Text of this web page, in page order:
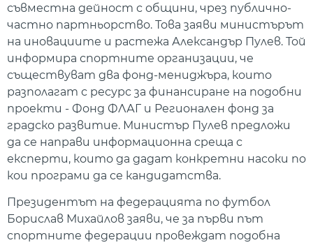
съвместна дейност с общини, чрез публично-
частно партньорство. Това заяви министърът
на иновациите и растежа Александър Пулев. Той
информира спортните организации, че
съществуват два фонд-мениджъра, които
разполагат с ресурс за финансиране на подобни
проекти - Фонд ФЛАГ и Регионален фонд за
градско развитие. Министър Пулев предложи
да се направи информационна среща с
експерти, които да дадат конкретни насоки по
кои програми да се кандидатства.
Президентът на федерацията по футбол
Борислав Михайлов заяви, че за първи път
спортните федерации провеждат подобна